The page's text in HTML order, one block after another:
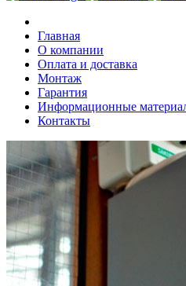
Главная
О компании
Оплата и доставка
Монтаж
Гарантия
Информационные
Контакты